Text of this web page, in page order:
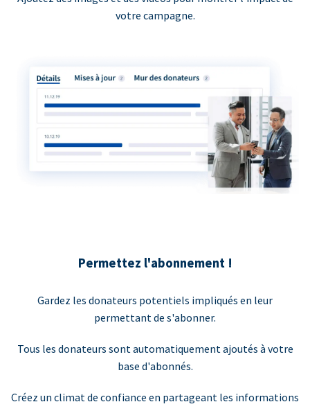
votre campagne.
Permettez l'abonnement !
Gardez les donateurs potentiels impliqués en leur
permettant de s'abonner.
Tous les donateurs sont automatiquement ajoutés à votre
base d'abonnés.
Créez un climat de confiance en partageant les informations